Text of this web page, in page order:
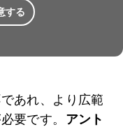
する
あれ、より広範
要です。 アント